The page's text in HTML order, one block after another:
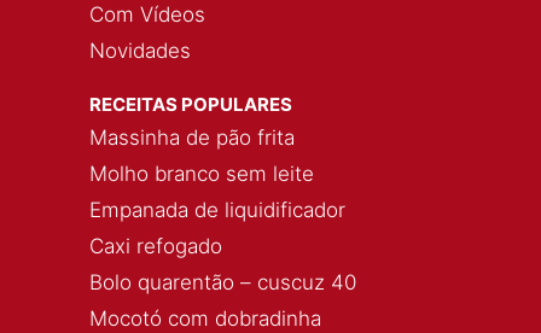
Com Vídeos
Novidades
RECEITAS POPULARES
Massinha de pão frita
Molho branco sem leite
Empanada de liquidificador
Caxi refogado
Bolo quarentão – cuscuz 40
Mocotó com dobradinha